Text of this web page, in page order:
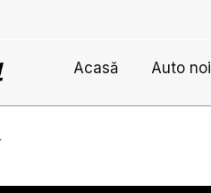
Acasă Auto noi